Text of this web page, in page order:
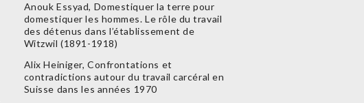
Anouk Essyad, Domestiquer la terre pour
domestiquer les hommes. Le rôle du travail
des détenus dans l’établissement de
Witzwil (1891-1918)
Alix Heiniger, Confrontations et
contradictions autour du travail carcéral en
Suisse dans les années 1970